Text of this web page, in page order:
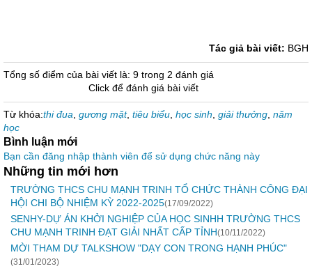
Tác giả bài viết: BGH
Tổng số điểm của bài viết là: 9 trong 2 đánh giá
Click để đánh giá bài viết
Từ khóa:thi đua gương mặt, tiêu biểu học sinh giải thưởng năm
học
Bình luận mới
Bạn cần đăng nhập thành viên để sử dụng chức năng này
Những tin mới hơn
TRƯỜNG THCS CHU MẠNH TRINH TỔ CHỨC THÀNH CÔNG ĐẠI
HỘI CHI BỘ NHIỆM KỲ 2022-2025(17/09/2022)
SENHY-DỰ ÁN KHỞI NGHIỆP CỦA HỌC SINHH TRƯỜNG THCS
CHU MẠNH TRINH ĐẠT GIẢI NHẤT CẤP TỈNH(10/11/2022)
MỜI THAM DỰ TALKSHOW "DẠY CON TRONG HẠNH PHÚC"
(31/01/2023)